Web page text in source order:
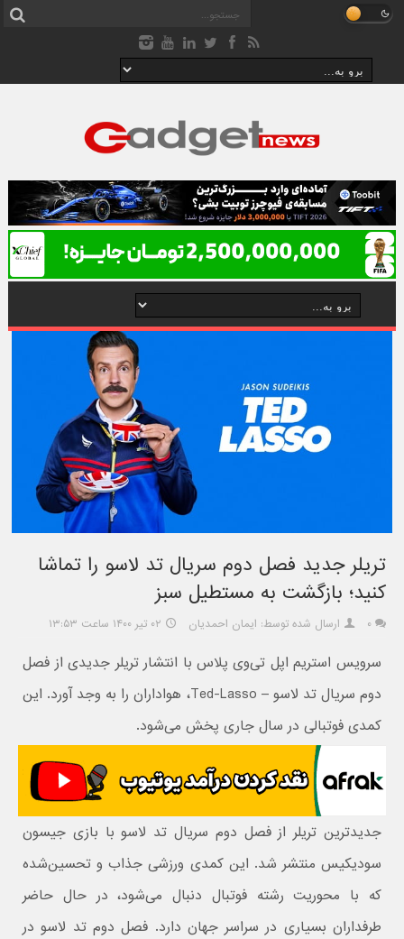
تریلر جدید فصل دوم سریال تد لاسو را تماشا
کنید؛ بازگشت به مستطیل سبز
۰ ارسال شده توسط: ایمان احمدیان ۰۲ تیر ۱۴۰۰ ساعت ۱۳:۵۳
سرویس استریم اپل تی‌وی پلاس با انتشار تریلر جدیدی از فصل
دوم سریال تد لاسو – Ted-Lasso، هواداران را به وجد آورد. این
کمدی فوتبالی در سال جاری پخش می‌شود.
جدیدترین تریلر از فصل دوم سریال تد لاسو با بازی جیسون
سودیکیس منتشر شد. این کمدی ورزشی جذاب و تحسین‌شده
که با محوریت رشته فوتبال دنبال می‌شود، در حال حاضر
طرفداران بسیاری در سراسر جهان دارد. فصل دوم تد لاسو در